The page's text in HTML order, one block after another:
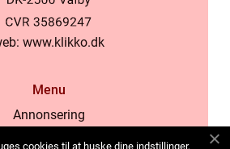
www.klikko.dk
Menu
Annonsering
cookies til at huske dine indstillinger,